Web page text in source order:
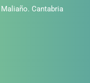
Cantabria